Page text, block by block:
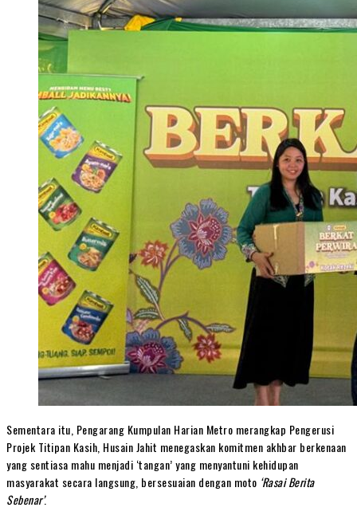
Sementara itu, Pengarang Kumpulan Harian Metro merangkap Pengerusi
Projek Titipan Kasih, Husain Jahit menegaskan komitmen akhbar berkenaan
yang sentiasa mahu menjadi ‘tangan’ yang menyantuni kehidupan
masyarakat secara langsung, bersesuaian dengan moto ‘Rasai Berita
Sebenar’.